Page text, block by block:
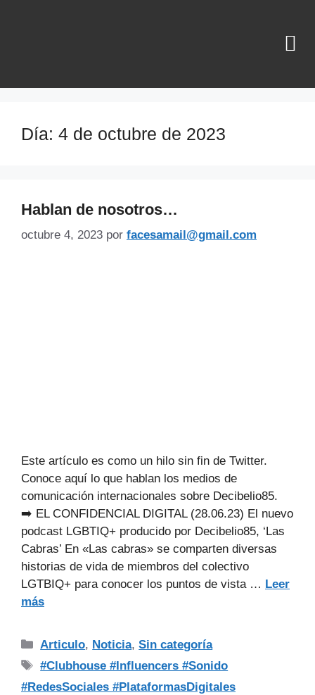
Día: 4 de octubre de 2023
Hablan de nosotros…
octubre 4, 2023 por facesamail@gmail.com
Este artículo es como un hilo sin fin de Twitter.
Conoce aquí lo que hablan los medios de
comunicación internacionales sobre Decibelio85.
➡️ EL CONFIDENCIAL DIGITAL (28.06.23) El nuevo
podcast LGBTIQ+ producido por Decibelio85, ‘Las
Cabras’ En «Las cabras» se comparten diversas
historias de vida de miembros del colectivo
LGTBIQ+ para conocer los puntos de vista … Leer
más
Articulo, Noticia,Sin categoría
#Clubhouse #Influencers #Sonido
#RedesSociales #PlataformasDigitales